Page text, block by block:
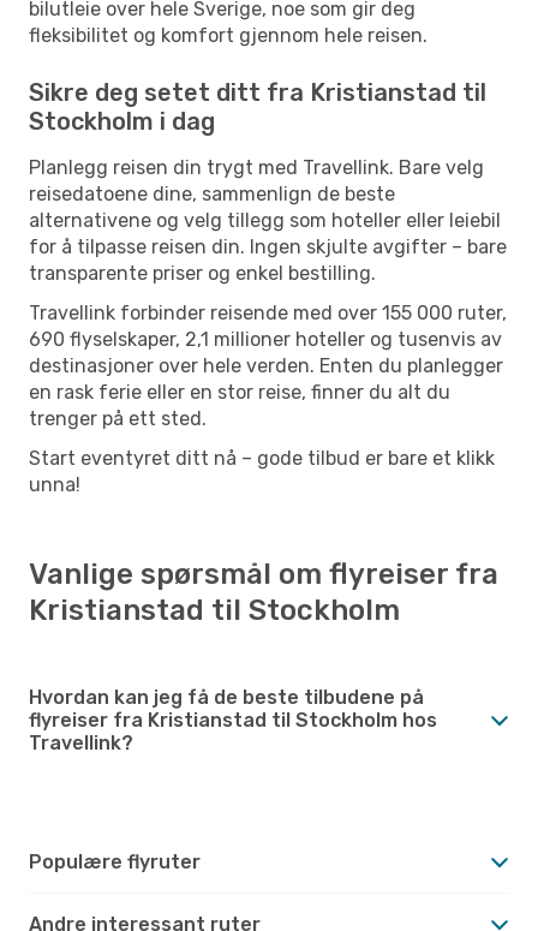
bilutleie over hele Sverige, noe som gir deg
fleksibilitet og komfort gjennom hele reisen.
Sikre deg setet ditt fra Kristianstad til
Stockholm i dag
Planlegg reisen din trygt med Travellink. Bare velg
reisedatoene dine, sammenlign de beste
alternativene og velg tillegg som hoteller eller leiebil
for å tilpasse reisen din. Ingen skjulte avgifter – bare
transparente priser og enkel bestilling.
Travellink forbinder reisende med over 155 000 ruter,
690 flyselskaper, 2,1 millioner hoteller og tusenvis av
destinasjoner over hele verden. Enten du planlegger
en rask ferie eller en stor reise, finner du alt du
trenger på ett sted.
Start eventyret ditt nå – gode tilbud er bare et klikk
unna!
Vanlige spørsmål om flyreiser fra
Kristianstad til Stockholm
Hvordan kan jeg få de beste tilbudene på
flyreiser fra Kristianstad til Stockholm hos
Travellink?
Populære flyruter
Andre interessant ruter